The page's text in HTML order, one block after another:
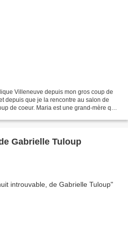
Villeneuve depuis mon gros coup de
depuis que je la rencontre au salon de
de coeur. Maria est une grand-mère qui
Gabrielle Tuloup